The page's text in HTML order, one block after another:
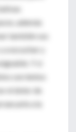
además
también sus
escuchar y
Y si
son lentos
el dolor de
a la